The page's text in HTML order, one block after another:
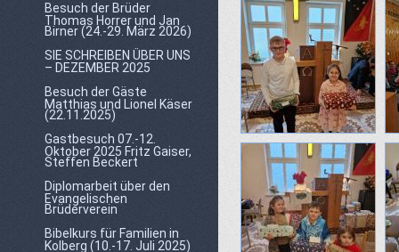
Besuch der Brüder
Thomas Horrer und Jan
Birner (24.-29. März 2026)
SIE SCHREIBEN ÜBER UNS
– DEZEMBER 2025
Besuch der Gäste
Matthias und Lionel Käser
(22.11.2025)
Gastbesuch 07.-12.
Oktober 2025 Fritz Gaiser,
Steffen Beckert
Diplomarbeit über den
Evangelischen
Brüderverein
Bibelkurs für Familien in
Kolberg (10.-17. Juli 2025)